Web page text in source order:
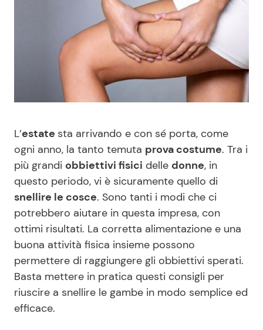
News Spettacolo
Benessere
Moda e Style
Mondo Mamma
News benessere
Salute
Viaggi e Turismo
Festività
Cucina e Ricette
Consigli di Cucina
Dolci
Le Ricette in TV
Primi Piatti
Ricette Facili e Veloci
Ricette Feste
Ricette per Bambini
L’estate sta arrivando e con sé porta, come
ogni anno, la tanto temuta prova costume. Tra i
più grandi obbiettivi fisici delle donne, in
questo periodo, vi è sicuramente quello di
snellire le cosce. Sono tanti i modi che ci
potrebbero aiutare in questa impresa, con
ottimi risultati. La corretta alimentazione e una
buona attività fisica insieme possono
permettere di raggiungere gli obbiettivi sperati.
Basta mettere in pratica questi consigli per
riuscire a snellire le gambe in modo semplice ed
efficace.